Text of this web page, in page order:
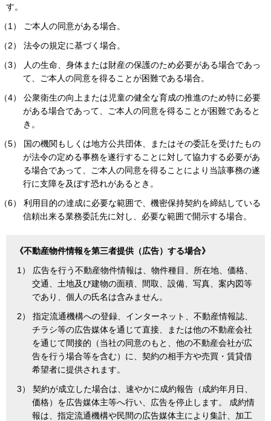
す。
1） ご本人の同意がある場合。
2） 法令の規定に基づく場合。
3） 人の生命、身体または財産の保護のため必要がある場合であっ
て、ご本人の同意を得ることが困難である場合。
4） 公衆衛生の向上または児童の健全な育成の推進のため特に必要
がある場合であって、ご本人の同意を得ることが困難であると
き。
5） 国の機関もしくは地方公共団体、またはその委託を受けたもの
が法令の定める事務を遂行することに対して協力する必要があ
る場合であって、ご本人の同意を得ることにより当該事務の遂
行に支障を及ぼす恐れがあるとき。
6） 利用目的の達成に必要な範囲で、機密保持契約を締結している
信頼出来る業務委託先に対し、必要な範囲で開示する場合。
《不動産物件情報を第三者提供（広告）する場合》
1） 広告を行う不動産物件情報は、物件種目、所在地、価格、
交通、土地及び建物の面積、間取、設備、写真、案内図等
であり、個人の氏名は含みません。
2） 指定流通機構への登録、インターネット、不動産情報誌、
チラシ等の広告媒体を通じて直接、または他の不動産会社
を通じて間接的（当社の同意のもと、他の不動産会社が広
告を行う場合等を含む）に、契約の相手方や売買・賃貸借
希望者に提供されます。
3） 契約が成立した場合は、速やかに成約報告（成約年月日、
価格）を広告媒体主等へ行い、広告を停止します。 成約情
報は、指定流通機構や民間の広告媒体主により集計、加工